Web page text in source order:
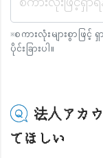
※စကားလုံးများစွာဖြင့်
ပိုင်းခြားပါ။
法人アカ
てほしい